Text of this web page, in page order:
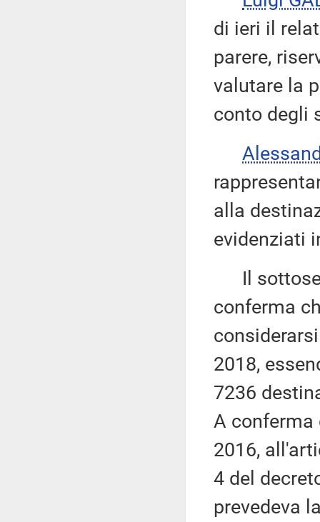
di ieri il
parere,
valutare la
conto degli
alla
evidenziati
Il
conferma
2018,
7236
A conferma
2016,
4 del
prevedeva